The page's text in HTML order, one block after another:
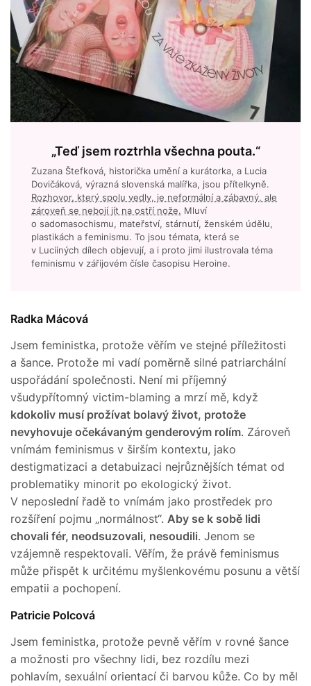
„Teď jsem roztrhla všechna pouta.“
Zuzana Štefková, historička umění a kurátorka, a Lucia
Dovičáková, výrazná slovenská malířka, jsou přítelkyně.
Rozhovor, který spolu vedly, je neformální a zábavný, ale
zároveň se nebojí jít na ostří nože. Mluví
o sadomasochismu, mateřství, stárnutí, ženském údělu,
plastikách a feminismu. To jsou témata, která se
v Luciiných dílech objevují, a i proto jimi ilustrovala téma
feminismu v zářijovém čísle časopisu Heroine.
Radka Mácová
Jsem feministka, protože věřím ve stejné příležitosti
a šance. Protože mi vadí poměrně silné patriarchální
uspořádání společnosti. Není mi příjemný
všudypřítomný victim-blaming a mrzí mě, když
kdokoliv musí prožívat bolavý život, protože
nevyhovuje očekávaným genderovým rolím. Zároveň
vnímám feminismus v širším kontextu, jako
destigmatizaci a detabuizaci nejrůznějších témat od
problematiky minorit po ekologický život.
V neposlední řadě to vnímám jako prostředek pro
rozšíření pojmu „normálnost“. Aby se k sobě lidi
chovali fér, neodsuzovali, nesoudili. Jenom se
vzájemně respektovali. Věřím, že právě feminismus
může přispět k určitému myšlenkovému posunu a větší
empatii a pochopení.
Patricie Polcová
Jsem feministka, protože pevně věřím v rovné šance
a možnosti pro všechny lidi, bez rozdílu mezi
pohlavím, sexuální orientací či barvou kůže. Co by měl